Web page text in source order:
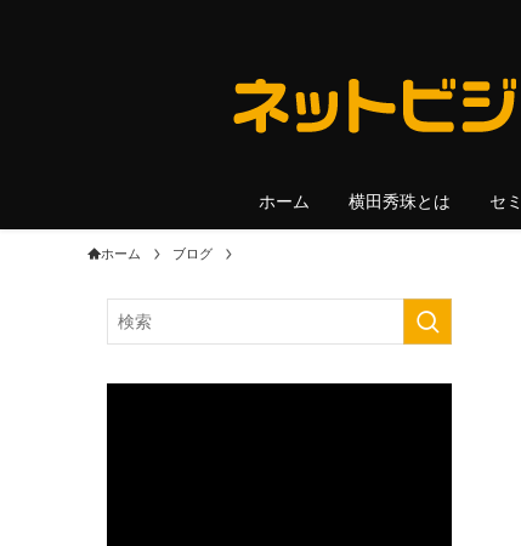
ホーム 横田秀珠とは セ
ホーム ブログ